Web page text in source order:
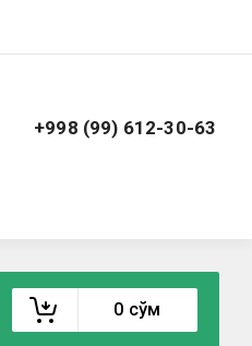
+998 (99) 612-30-63
0 сўм